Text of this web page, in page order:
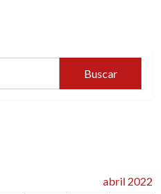
Buscar
abril 2022